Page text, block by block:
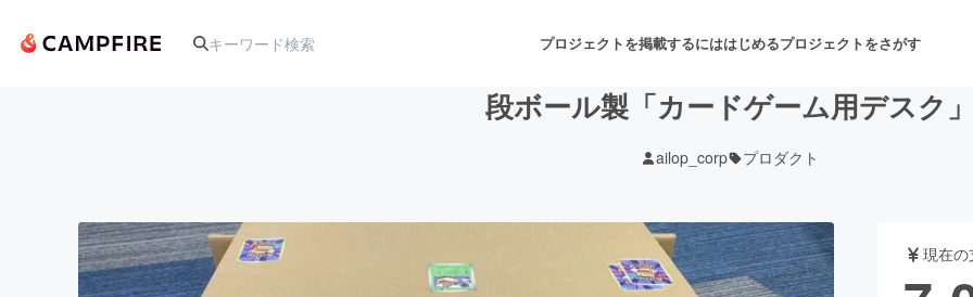
プロジェクトを掲載するにははじめるプロジェクトをさがす
アート・写真 舞台・パフォーマンス
段ボール製「カードゲーム用デスク
ailop_corp プロダクト
現在